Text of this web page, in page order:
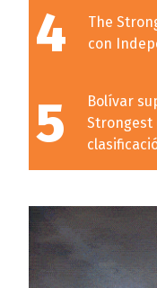
4
The
con
5
Bolívar
Strongest